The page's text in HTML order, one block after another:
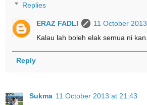
Replies
ERAZ FADLI
11 October
Kalau lah boleh elak semua ni kan..
Reply
Sukma 11 October 2013 at 21:43